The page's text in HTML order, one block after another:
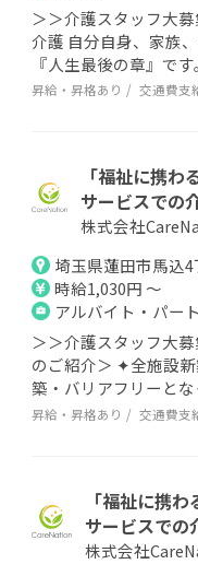
＞＞介護スタッフ大
介護 自分自身、家族
『人生最後の章』で
昇給・昇格あり 交通費支
「福祉に携
サービスでの
株式会社
埼玉県蓮田市馬込4
時給1,030円 ～
アルバイト・パート
＞＞介護スタッフ大
のご紹介＞ ✦全施設
築・バリアフリーと
昇給・昇格あり 交通費支
「福祉に携
サービスでの
株式会社